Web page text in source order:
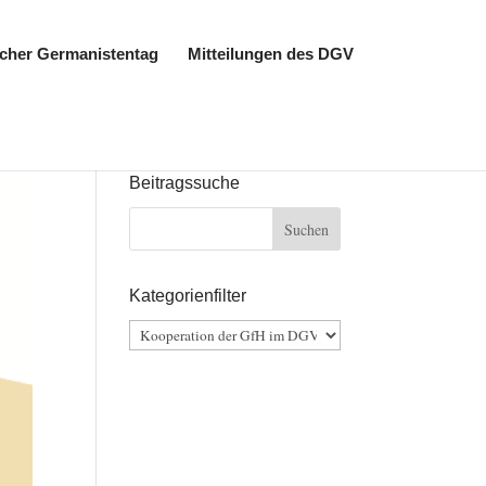
Germanistentag Mitteilungen des DGV
Beitragssuche
Kategorienfilter
Kategorienfilter